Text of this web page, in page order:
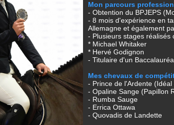
Mon parcours
- Obtention du BPJEPS
- 8 mois d'expérience en
Allemagne et également
- Plusieurs stages réalisés
* Michael Whitaker
* Hervé Godignon
- Titulaire d'un
Mes chevaux de
- Prince de l'Ardente (Idéal
- Opaline Sange (Papillon
- Rumba Sauge
- Errica Ottawa
- Quovadis de Landette